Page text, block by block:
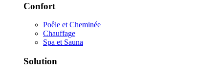
Confort
Poêle et Cheminée
Chauffage
Spa et Sauna
Solution